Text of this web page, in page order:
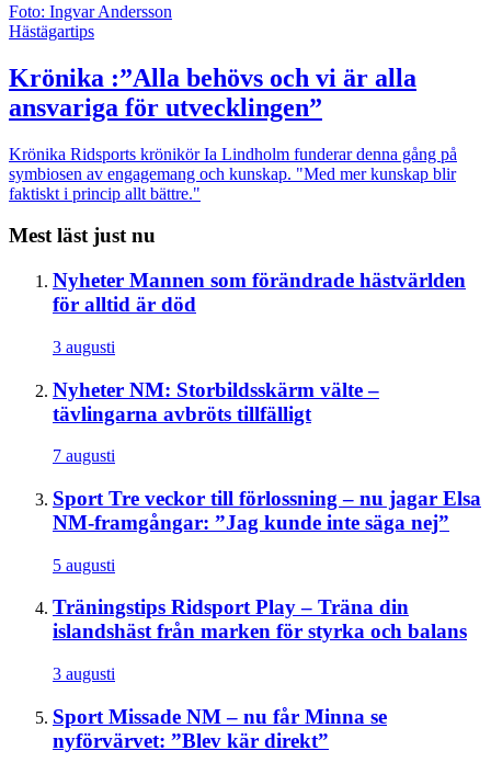
Foto: Ingvar Andersson
Hästägartips
Krönika :”Alla behövs och vi är alla
ansvariga för utvecklingen”
Krönika Ridsports krönikör Ia Lindholm funderar denna gång på
symbiosen av engagemang och kunskap. "Med mer kunskap blir
faktiskt i princip allt bättre."
Mest läst just nu
Nyheter Mannen som förändrade hästvärlden
för alltid är död
3 augusti
Nyheter NM: Storbildsskärm välte –
tävlingarna avbröts tillfälligt
7 augusti
Sport Tre veckor till förlossning – nu jagar Elsa
NM-framgångar: ”Jag kunde inte säga nej”
5 augusti
Träningstips Ridsport Play – Träna din
islandshäst från marken för styrka och balans
3 augusti
Sport Missade NM – nu får Minna se
nyförvärvet: ”Blev kär direkt”